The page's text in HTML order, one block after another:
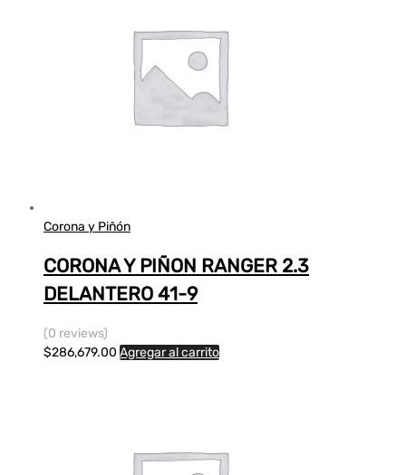
Corona y Piñón
CORONA Y PIÑON RANGER 2.3
DELANTERO 41-9
(0 reviews)
$286,679.00 Agregar al carrito